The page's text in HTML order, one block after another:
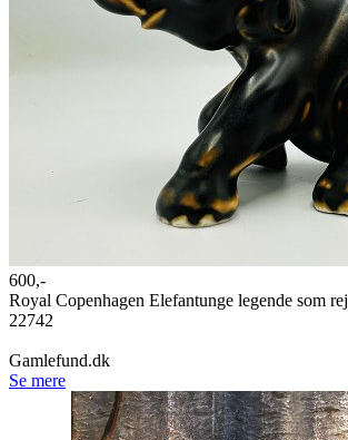
600,-
Royal Copenhagen Elefantunge legende som
22742
Gamlefund.dk
Se mere